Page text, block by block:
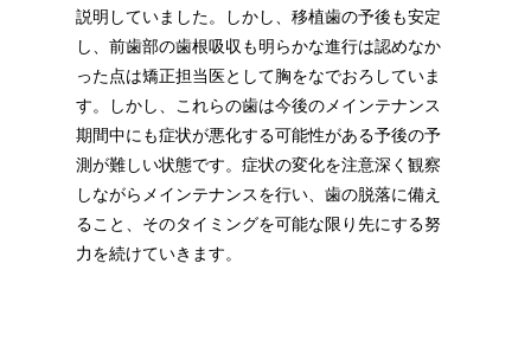
説明していました。しかし、移植歯の予後も安定
し、前歯部の歯根吸収も明らかな進行は認めなか
った点は矯正担当医として胸をなでおろしていま
す。しかし、これらの歯は今後のメインテナンス
期間中にも症状が悪化する可能性がある予後の予
測が難しい状態です。症状の変化を注意深く観察
しながらメインテナンスを行い、歯の脱落に備え
ること、そのタイミングを可能な限り先にする努
力を続けていきます。